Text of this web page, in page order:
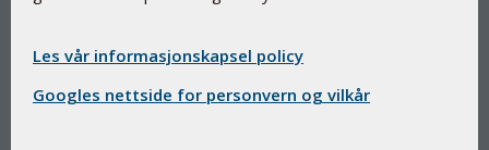
Phytocaps
Les vår informasjonskapsel policy
Googles nettside for personvern og vilkår